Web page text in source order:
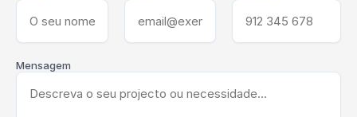
Mensagem